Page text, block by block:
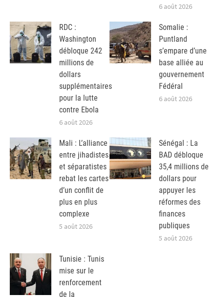
6 août 2026
RDC :
Washington
débloque 242
millions de
dollars
supplémentaires
pour la lutte
contre Ebola
6 août 2026
Somalie :
Puntland
s’empare d’une
base alliée au
gouvernement
Fédéral
6 août 2026
Mali : L’alliance
entre jihadistes
et séparatistes
rebat les cartes
d’un conflit de
plus en plus
complexe
5 août 2026
Sénégal : La
BAD débloque
35,4 millions de
dollars pour
appuyer les
réformes des
finances
publiques
5 août 2026
Tunisie : Tunis
mise sur le
renforcement
de la